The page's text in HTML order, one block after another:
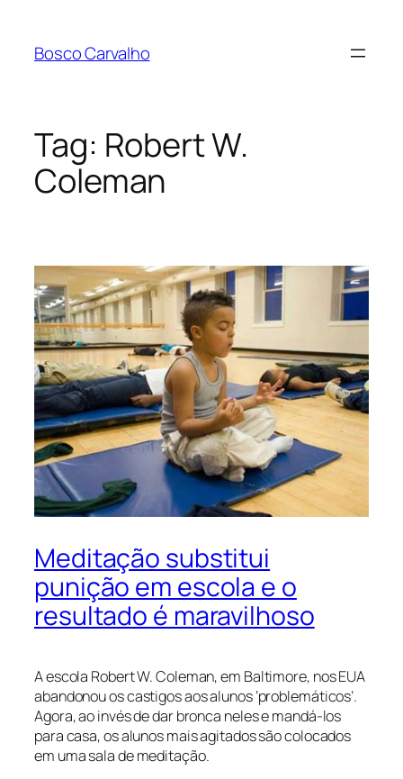
Bosco Carvalho
Tag: Robert W.
Coleman
Meditação substitui
punição em escola e o
resultado é maravilhoso
A escola Robert W. Coleman, em Baltimore, nos EUA
abandonou os castigos aos alunos ‘problemáticos’.
Agora, ao invés de dar bronca neles e mandá-los
para casa, os alunos mais agitados são colocados
em uma sala de meditação.